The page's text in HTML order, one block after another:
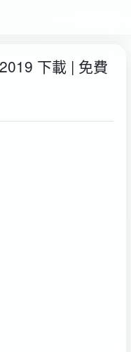
下載 | 免費